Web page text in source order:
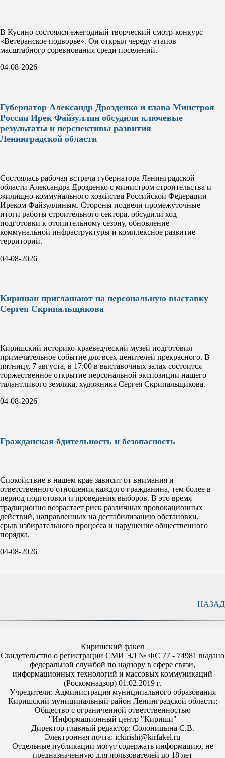
В Кусино состоялся ежегодный творческий смотр-конкурс
«Ветеранское подворье». Он открыл череду этапов
масштабного соревнования среди поселений.
04-08-2026
Губернатор Александр Дрозденко и глава Минстроя
России Ирек Файзуллин обсудили ключевые
результаты и перспективы развития
Ленинградской области
Состоялась рабочая встреча губернатора Ленинградской
области Александра Дрозденко с министром строительства и
жилищно-коммунального хозяйства Российской Федерации
Иреком Файзуллиным. Стороны подвели промежуточные
итоги работы строительного сектора, обсудили ход
подготовки к отопительному сезону, обновление
коммунальной инфраструктуры и комплексное развитие
территорий.
04-08-2026
Киришан приглашают на персональную выставку
Сергея Скрипальщикова
Киришский историко-краеведческий музей подготовил
примечательное событие для всех ценителей прекрасного. В
пятницу, 7 августа, в 17:00 в выставочных залах состоится
торжественное открытие персональной экспозиции нашего
талантливого земляка, художника Сергея Скрипальщикова.
04-08-2026
Гражданская бдительность и безопасность
Спокойствие в нашем крае зависит от внимания и
ответственного отношения каждого гражданина, тем более в
период подготовки и проведения выборов. В это время
традиционно возрастает риск различных провокационных
действий, направленных на дестабилизацию обстановки,
срыв избирательного процесса и нарушение общественного
порядка.
04-08-2026
НАЗАД
Киришский факел
Свидетельство о регистрации СМИ ЭЛ № ФС 77 - 74981 выдано
федеральной службой по надзору в сфере связи,
информационных технологий и массовых коммуникаций
(Роскомнадзор) 01.02.2019 г.
Учредители: Администрация муниципального образования
Киришский муниципальный район Ленинградской области;
Общество с ограниченной ответственностью
"Информационный центр "Кириши"
Директор-главный редактор: Солоницына С.В.
Электронная почта: ickirishi@kirfakel.ru
Отдельные публикации могут содержать информацию, не
предназначенную для пользователей до 18 лет